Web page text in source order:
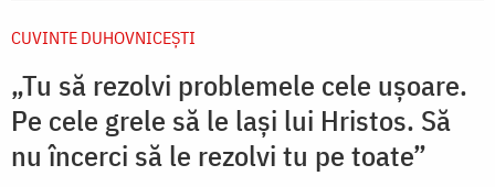
CUVINTE DUHOVNICEȘTI
„Tu să rezolvi problemele cele ușoare.
Pe cele grele să le lași lui Hristos. Să
nu încerci să le rezolvi tu pe toate”